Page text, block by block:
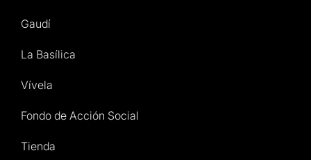
Gaudí
La Basílica
Vívela
Fondo de Acción Social
Tienda